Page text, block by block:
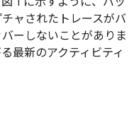
ャされたトレースがバ
ーしないことがありま
最新のアクティビティ